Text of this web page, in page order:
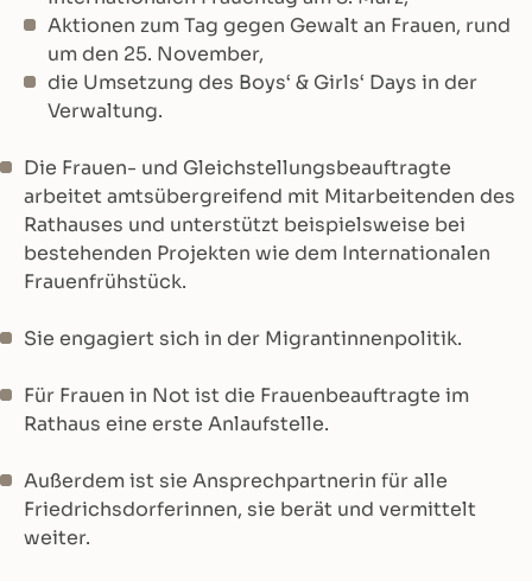
Aktionen zum Tag gegen Gewalt an Frauen, rund
um den 25. November,
die Umsetzung des Boys‘ & Girls‘ Days in der
Verwaltung.
Die Frauen- und Gleichstellungsbeauftragte
arbeitet amtsübergreifend mit Mitarbeitenden des
Rathauses und unterstützt beispielsweise bei
bestehenden Projekten wie dem Internationalen
Frauenfrühstück.
Sie engagiert sich in der Migrantinnenpolitik.
Für Frauen in Not ist die Frauenbeauftragte im
Rathaus eine erste Anlaufstelle.
Außerdem ist sie Ansprechpartnerin für alle
Friedrichsdorferinnen, sie berät und vermittelt
weiter.